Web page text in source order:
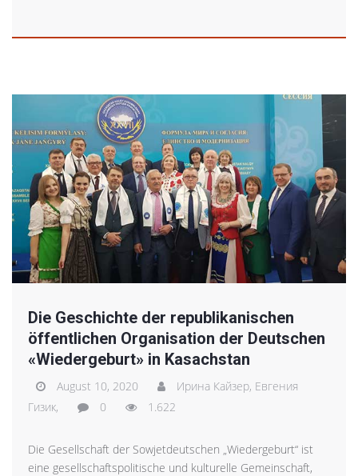
Die Geschichte der republikanischen
öffentlichen Organisation der Deutschen
«Wiedergeburt» in Kasachstan
August 10, 2020 Ирина Кайзер, Евгения
Гизик,
0 1.622
Die Gesellschaft der Sowjetdeutschen „Wiedergeburt“ ist
eine gesellschaftspolitische und kulturelle Gemeinschaft,